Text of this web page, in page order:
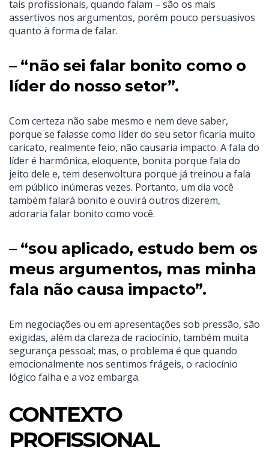
tais profissionais, quando falam – são os mais
assertivos nos argumentos, porém pouco persuasivos
quanto à forma de falar.
– “não sei falar bonito como o
líder do nosso setor”.
Com certeza não sabe mesmo e nem deve saber,
porque se falasse como líder do seu setor ficaria muito
caricato, realmente feio, não causaria impacto. A fala do
líder é harmônica, eloquente, bonita porque fala do
jeito dele e, tem desenvoltura porque já treinou a fala
em público inúmeras vezes. Portanto, um dia você
também falará bonito e ouvirá outros dizerem,
adoraria falar bonito como você.
– “sou aplicado, estudo bem os
meus argumentos, mas minha
fala não causa impacto”.
Em negociações ou em apresentações sob pressão, são
exigidas, além da clareza de raciocínio, também muita
segurança pessoal; mas, o problema é que quando
emocionalmente nos sentimos frágeis, o raciocínio
lógico falha e a voz embarga.
CONTEXTO
PROFISSIONAL